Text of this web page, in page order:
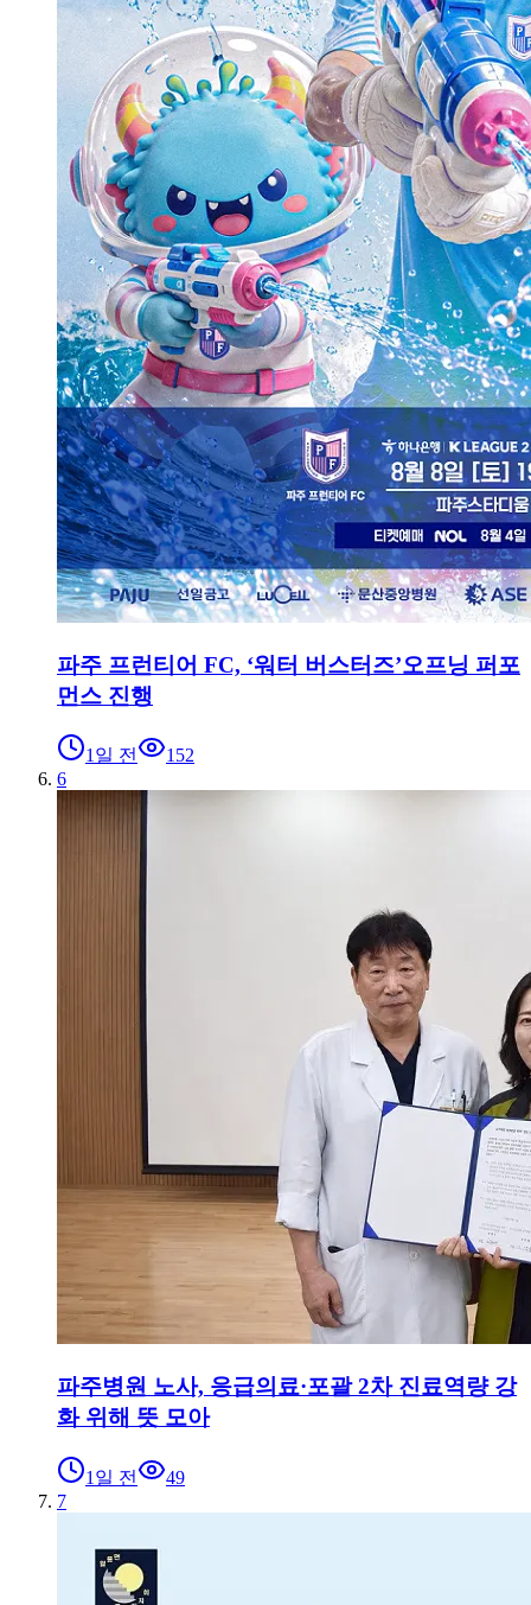
파주 프런티어 FC, ‘워터 버스터즈’오프닝 퍼포
먼스 진행
1일 전
152
6
파주병원 노사, 응급의료·포괄 2차 진료역량 강
화 위해 뜻 모아
1일 전
49
7